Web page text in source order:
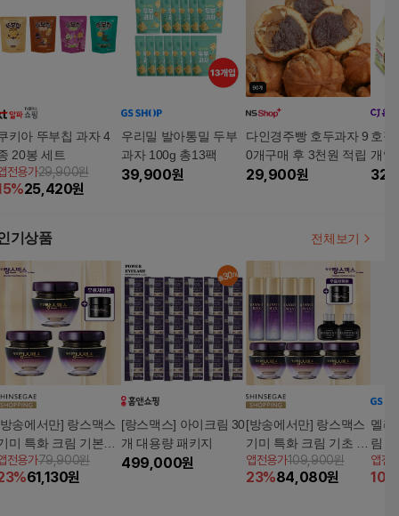
키아 뚜부칩 과자 4
20봉 세트
전용가29,900원
%25,420원
우리밀 발아통밀 두부
과자 100g 총13팩
39,900원
다인경주빵 호두과자 9
0개구매 후 3천원 적립
29,900원
호정
개입
40
기상품 전체보기
송에서만] 랑스맥스
미 특화 크림 기본세
(크림 50g*3개 +무
체험분 크림 20g)
전용가79,900원
%61,130원
[랑스맥스] 아이크림 30
개 대용량 패키지
499,000원
[방송에서만] 랑스맥스
기미 특화 크림 기초 풀
세트 (크림 50g*3개 +
스킨 120ml*2개 + 에멀
앱전용가109,900원
23%84,080원
멜라
림
앱전
10